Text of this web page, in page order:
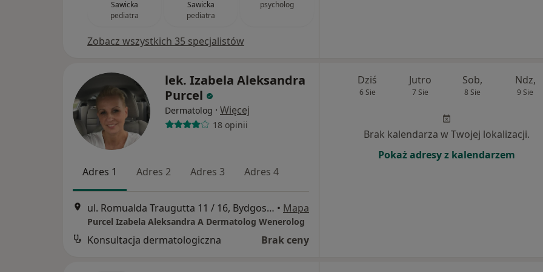
Sawicka
pediatra
Sawicka
pediatra
psycholog
Zobacz wszystkich 35 specjalistów
lek. Izabela Aleksandra
Purcel
Dermatolog · Więcej
18 opinii
Adres 1 Adres 2 Adres 3 Adres 4
ul. Romualda Traugutta 11 / 16, Bydgoszcz • Mapa
Purcel Izabela Aleksandra A Dermatolog Wenerolog
Konsultacja dermatologiczna Brak ceny
Dziś
6 Sie
Jutro
7 Sie
Sob,
8 Sie
Ndz,
9 Sie
Brak kalendarza w Twojej lokalizacji.
Pokaż adresy z kalendarzem